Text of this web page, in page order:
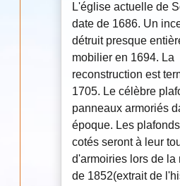
L'église actuelle de
date de 1686. Un
détruit presque
mobilier en 1694. La
reconstruction est
1705. Le célèbre
panneaux armoriés
époque. Les
cotés seront à leur
d'armoiries lors de la
de 1852(extrait de